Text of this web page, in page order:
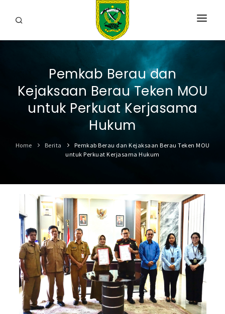
PROFIL
INFORMASI
SARANA & PRASARANA
DATA TERBUKA
BERITA
Pemkab Berau dan
Kejaksaan Berau Teken MOU
untuk Perkuat Kerjasama
Hukum
Home Berita
Pemkab Berau dan Kejaksaan Berau Teken MOU
untuk Perkuat Kerjasama Hukum